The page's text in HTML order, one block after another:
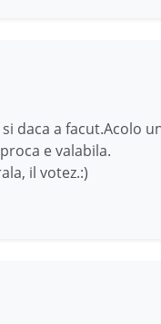
daca a facut.Acolo
e valabila.
il votez.:)